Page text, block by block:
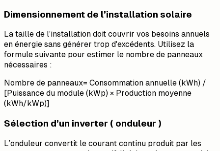
Dimensionnement de l’installation solaire
La taille de l’installation doit couvrir vos besoins annuels
en énergie sans générer trop d'excédents. Utilisez la
formule suivante pour estimer le nombre de panneaux
nécessaires :
Nombre de panneaux= Consommation annuelle (kWh) /
[Puissance du module (kWp) × Production moyenne
(kWh/kWp)]
Sélection d’un inverter ( onduleur )
L’onduleur convertit le courant continu produit par les